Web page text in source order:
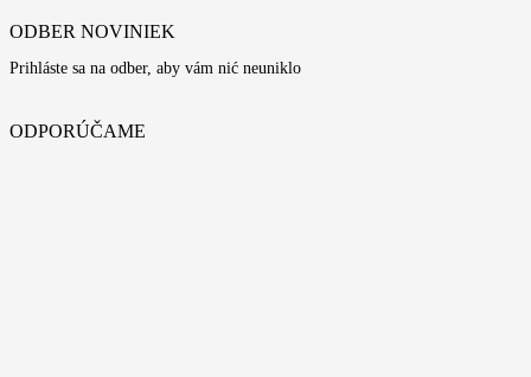
ODBER NOVINIEK
Prihláste sa na odber, aby vám nić neuniklo
ODPORÚČAME